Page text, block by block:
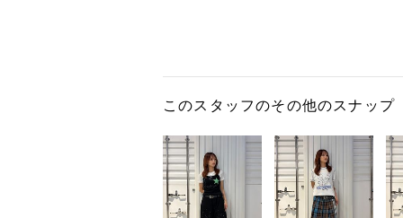
このスタッフのその他のスナップ